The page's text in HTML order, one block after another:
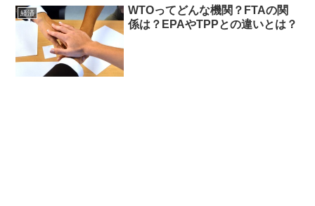
経済
WTOってどんな機関？FTAの関
係は？EPAやTPPとの違いとは？